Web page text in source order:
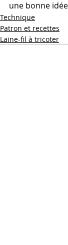
une bonne
Technique
Patron et recettes
Laine-fil à tricoter